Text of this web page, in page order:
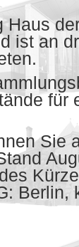
Haus
ist an
für
Sie
Berlin,